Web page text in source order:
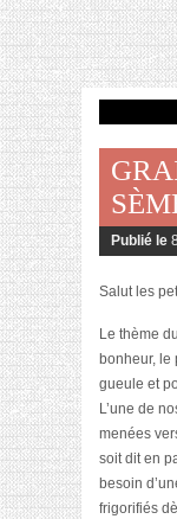
Publié le
Salut les
Le thème
bonheur, le
gueule et
L’une de
menées
soit dit en
besoin
frigorifiés